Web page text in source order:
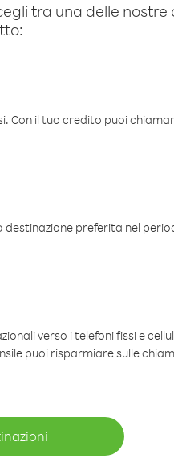
tra una delle nostre
Con il tuo credito puoi
preferita nel
verso i telefoni fissi e
puoi risparmiare sulle